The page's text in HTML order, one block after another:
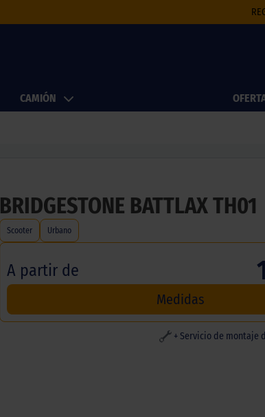
CAMIÓN
BRIDGESTONE BATTLAX TH01
Scooter Urbano
A partir de
Medidas
+ Servicio de montaje